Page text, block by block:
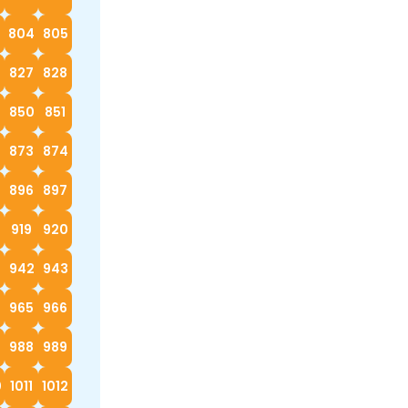
804 805
827 828
850 851
873 874
896 897
919 920
942 943
965 966
988 989
1011 1012